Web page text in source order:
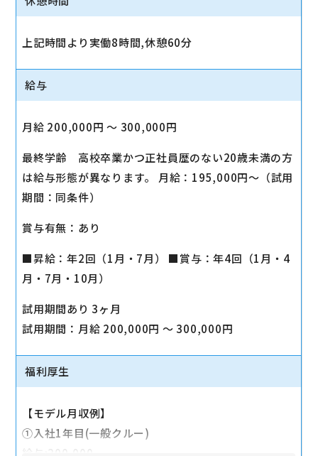
上記時間より実働8時間,休憩60分
給与
月給 200,000円 〜 300,000円
最終学齢 高校卒業かつ正社員歴のない20歳未満の方
は給与形態が異なります。 月給：195,000円～（試用
期間：同条件）
賞与有無：あり
■昇給：年2回（1月・7月） ■賞与：年4回（1月・4
月・7月・10月）
試用期間あり 3ヶ月
試用期間：月給 200,000円 〜 300,000円
福利厚生
【モデル月収例】
①入社1年目(一般クルー)